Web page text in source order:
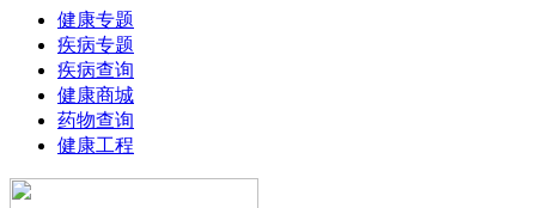
健康专题
疾病专题
疾病查询
健康商城
药物查询
健康工程